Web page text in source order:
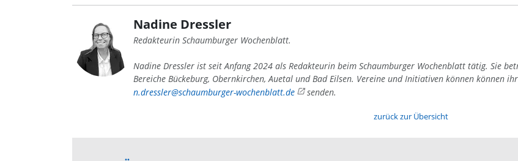
Nadine Dressler
Redakteurin Schaumburger Wochenblatt.
Nadine Dressler ist seit Anfang 2024 als Redakteurin beim Schaumburger Wochenblatt tätig. Sie
Bereiche Bückeburg, Obernkirchen, Auetal und Bad Eilsen. Vereine und Initiativen können können
n.dressler@schaumburger-wochenblatt.de
senden.
zurück zur Übersicht